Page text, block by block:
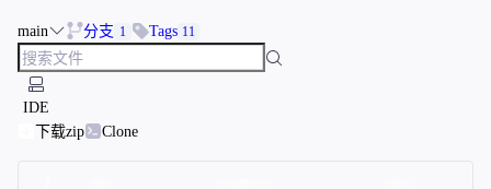
main 分支 1 Tags 11
IDE
下载zip
Clone